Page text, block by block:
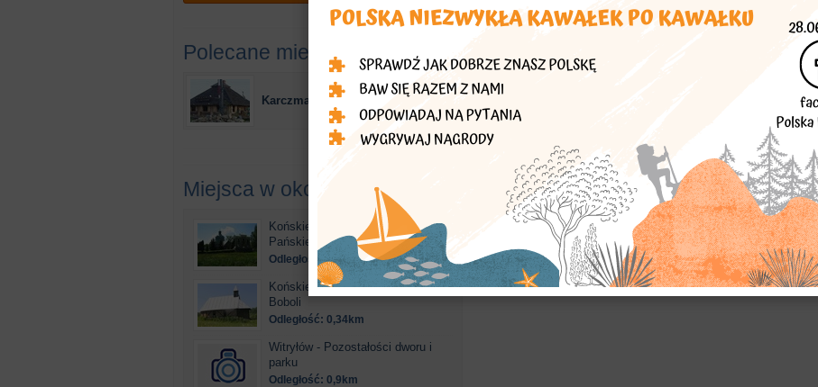
dwór dwór klasycystyczny portyk zespół dworski oficyna
Polecane miejsca
Karczma Pod Semaforem
Miejsca w okolicy
Końskie - Kościół Przemienienia
Pańskiego
Odległość: 0,3km
Końskie - Kościół pw. św. Andrzeja
Boboli
Odległość: 0,34km
Witryłów - Pozostałości dworu i
parku
Odległość: 0,9km